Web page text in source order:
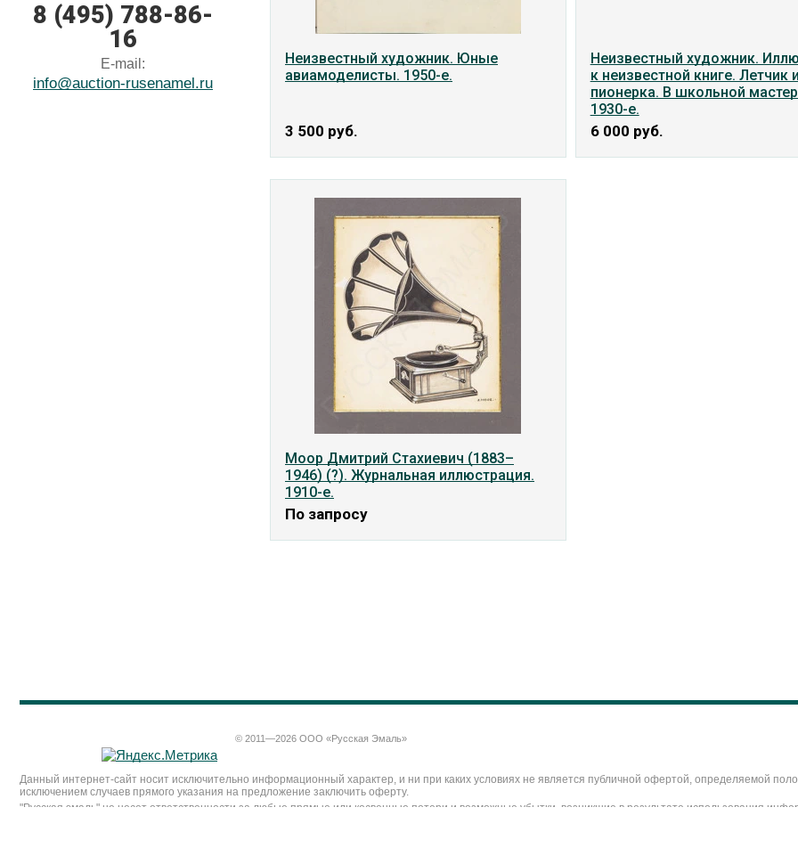
8 (495) 788-86-
16
E-mail:
info@auction-rusenamel.ru
Неизвестный художник. Юные
авиамоделисты. 1950-е.
3 500 руб.
Неизвестный художник.
к неизвестной книге. Летчик и
пионерка. В школьной
1930-е.
6 000 руб.
Моор Дмитрий Стахиевич (1883–
1946) (?). Журнальная иллюстрация.
1910-е.
По запросу
© 2011—2026 ООО «Русская Эмаль»
Данный интернет-сайт носит исключительно информационный характер, и ни при каких условиях не является публичной офертой, определяемой
исключением случаев прямого указания на предложение заключить оферту.
"Русская эмаль" не несет ответственности за любые прямые или косвенные потери и возможные убытки, возникшие в результате использования